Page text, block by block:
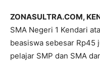
ZONASULTRA.COM,
SMA Negeri 1 Kendari
beasiswa sebesar Rp45
pelajar SMP dan SMA